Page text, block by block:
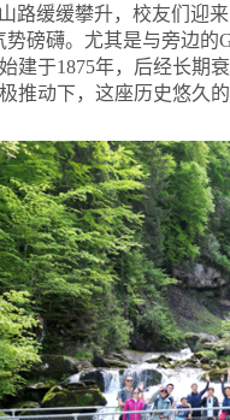
路缓缓攀升，校友们迎
磅礴。尤其是与旁边的
建于1875年，后经长
推动下，这座历史悠久